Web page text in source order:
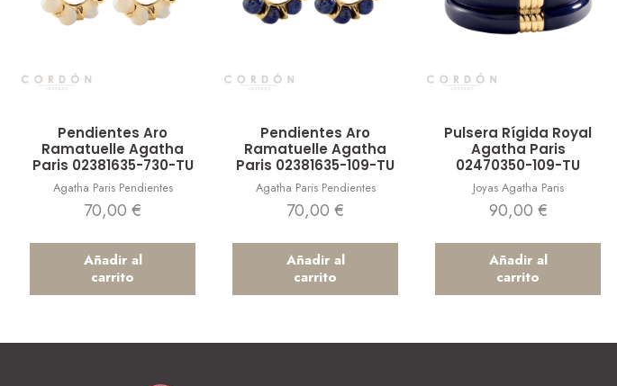
Pendientes Aro
Ramatuelle Agatha
Paris 02381635-730-TU
Agatha Paris Pendientes
70,00€
Añadir al
carrito
Pendientes Aro
Ramatuelle Agatha
Paris 02381635-109-TU
Agatha Paris Pendientes
70,00€
Añadir al
carrito
Pulsera Rígida Royal
Agatha Paris
02470350-109-TU
Joyas Agatha Paris
90,00 €
Añadir al
carrito